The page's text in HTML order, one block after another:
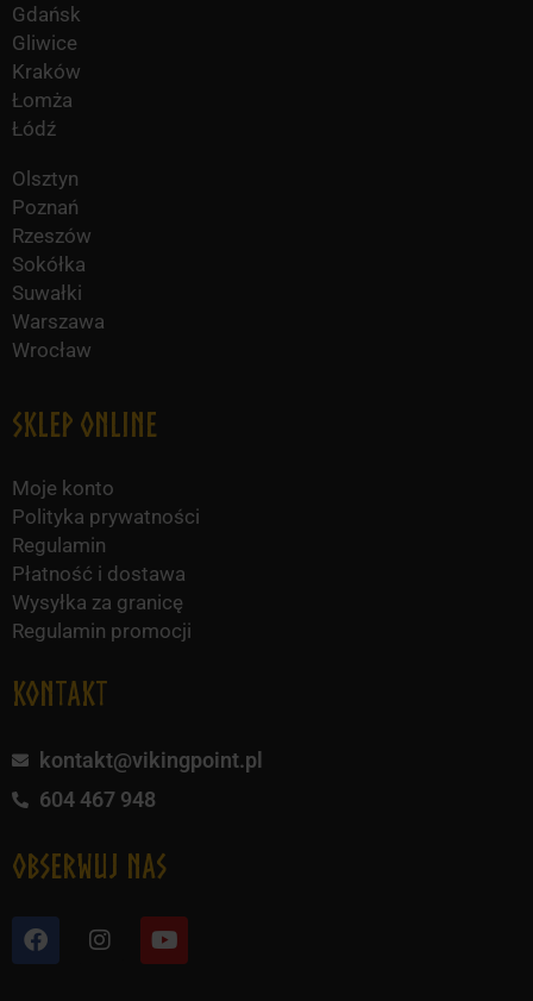
Gdańsk
Gliwice
Kraków
Łomża
Łódź
Olsztyn
Poznań
Rzeszów
Sokółka
Suwałki
Warszawa
Wrocław
Sklep online
Moje konto
Polityka prywatności
Regulamin
Płatność i dostawa
Wysyłka za granicę
Regulamin promocji
KONTAKT
kontakt@vikingpoint.pl
604 467 948
obserwuj nas